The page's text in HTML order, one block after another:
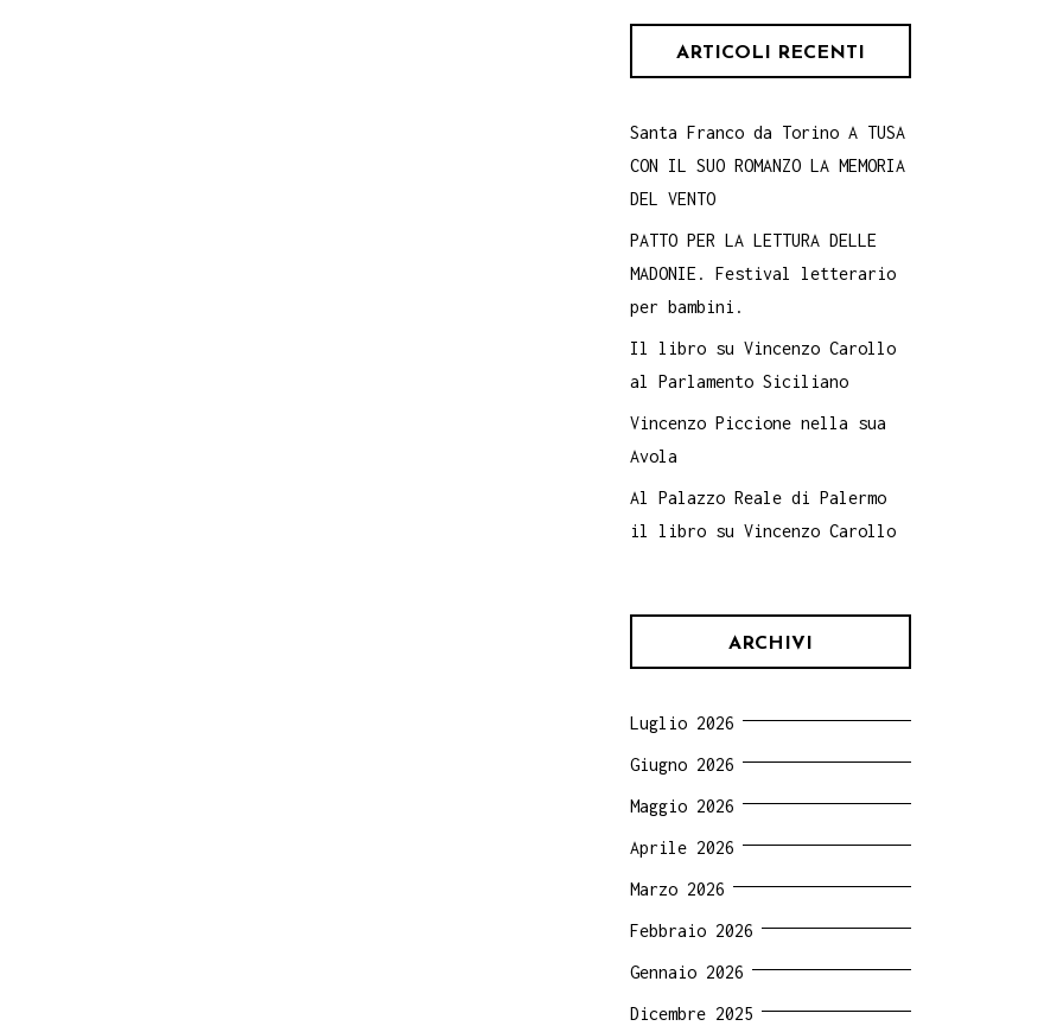
ARTICOLI RECENTI
Santa Franco da Torino A TUSA
CON IL SUO ROMANZO LA MEMORIA
DEL VENTO
PATTO PER LA LETTURA DELLE
MADONIE. Festival letterario
per bambini.
Il libro su Vincenzo Carollo
al Parlamento Siciliano
Vincenzo Piccione nella sua
Avola
Al Palazzo Reale di Palermo
il libro su Vincenzo Carollo
ARCHIVI
Luglio 2026
Giugno 2026
Maggio 2026
Aprile 2026
Marzo 2026
Febbraio 2026
Gennaio 2026
Dicembre 2025